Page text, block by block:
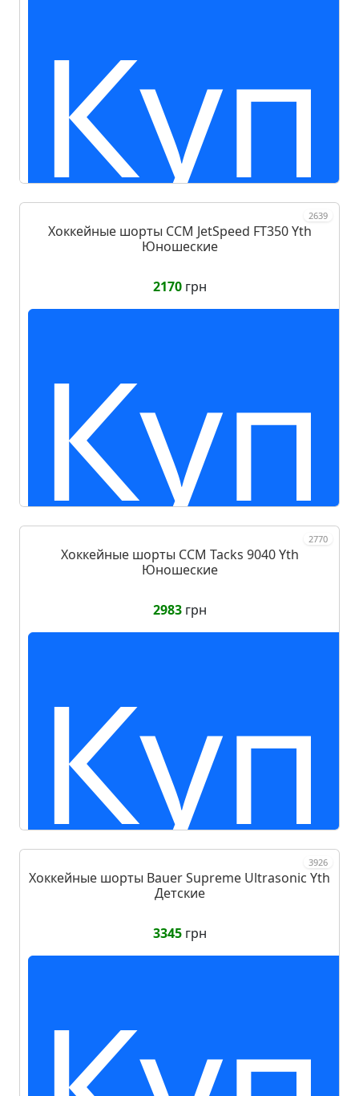
2639
Хоккейные шорты CCM JetSpeed FT350 Yth
Юношеские
2170грн
2770
Хоккейные шорты CCM Tacks 9040 Yth
Юношеские
2983грн
3926
Хоккейные шорты Bauer Supreme Ultrasonic Yth
Детские
3345грн